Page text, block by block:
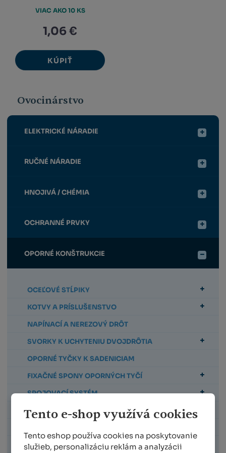
Tento e-shop využívá cookies
Tento eshop používa cookies na poskytovanie
služieb, personalizáciu reklám a analyzácii
1,06 €
KÚPIŤ
VIAC AKO 10 KS
Ovocinárstvo
ELEKTRICKÉ NÁRADIE
RUČNÉ NÁRADIE
HNOJIVÁ / CHÉMIA
OCHRANNÉ PRVKY
OPORNÉ KONŠTRUKCIE
OCEĽOVÉ STĹPIKY
KOTVY A PRÍSLUŠENSTVO
NAPÍNACÍ A NEREZOVÝ DRÔT
SVORKY K UCHYTENIU DVOJDRÔTIA
OPORNÉ TYČKY K SADENICIAM
FIXAČNÉ SPONY OPORNÝCH TYČÍ
SPOJOVACÍ SYSTÉM
PRÍSLUŠENSTVO KU KONŠTRUKCII
FIXAČNÉ SPONY PRE OVOCINÁRSTVO